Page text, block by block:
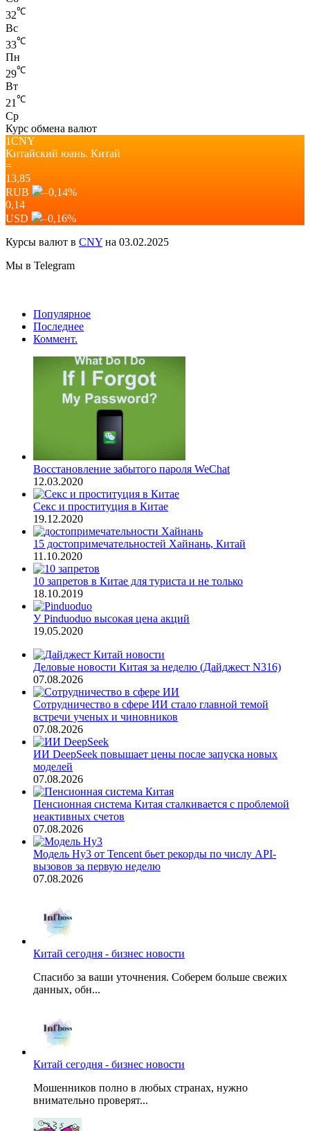
32℃
Вс
33℃
Пн
29℃
Вт
21℃
Ср
Курс обмена валют
1CNY
Китайский юань. Китай
=
13,85
RUB
–0,14%
0,14
USD
–0,16%
Курсы валют в CNY на 03.02.2025
Мы в Telegram
Популярное
Последнее
Коммент.
Восстановление забытого пароля WeChat
12.03.2020
Секс и проституция в Китае
19.12.2020
15 достопримечательностей Хайнань, Китай
11.10.2020
10 запретов в Китае для туриста и не только
18.10.2019
У Pinduoduo высокая цена акций
19.05.2020
Деловые новости Китая за неделю (Дайджест N316)
07.08.2026
Сотрудничество в сфере ИИ стало главной темой
встречи ученых и чиновников
07.08.2026
ИИ DeepSeek повышает цены после запуска новых
моделей
07.08.2026
Пенсионная система Китая сталкивается с проблемой
неактивных счетов
07.08.2026
Модель Hy3 от Tencent бьет рекорды по числу API-
вызовов за первую неделю
07.08.2026
Китай сегодня - бизнес новости
Спасибо за ваши уточнения. Соберем больше свежих
данных, обн...
Китай сегодня - бизнес новости
Мошенников полно в любых странах, нужно
внимательно проверят...